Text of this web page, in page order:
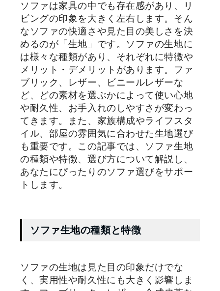
ソファは家具の中でも存在感があり、リ
ビングの印象を大きく左右します。そん
なソファの快適さや見た目の美しさを決
めるのが「生地」です。ソファの生地に
は様々な種類があり、それぞれに特徴や
メリット・デメリットがあります。ファ
ブリック、レザー、ビニールレザーな
ど、どの素材を選ぶかによって使い心地
や耐久性、お手入れのしやすさが変わっ
てきます。また、家族構成やライフスタ
イル、部屋の雰囲気に合わせた生地選び
も重要です。この記事では、ソファ生地
の種類や特徴、選び方について解説し、
あなたにぴったりのソファ選びをサポー
トします。
ソファ生地の種類と特徴
ソファの生地は見た目の印象だけでな
く、実用性や耐久性にも大きく影響しま